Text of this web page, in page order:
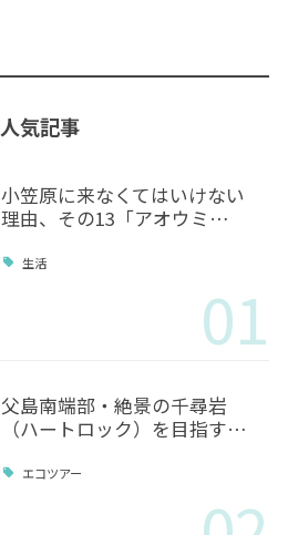
人気記事
小笠原に来なくてはいけない
理由、その13「アオウミ…
生活
01
父島南端部・絶景の千尋岩
（ハートロック）を目指す…
エコツアー